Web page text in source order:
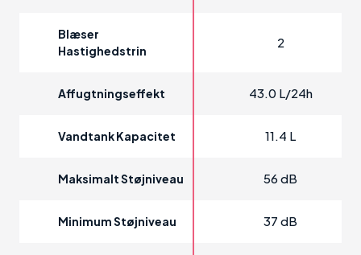
Blæser
Hastighedstrin
2
Affugtningseffekt 43.0 L/24h
Vandtank Kapacitet 11.4 L
Maksimalt Støjniveau 56 dB
Minimum Støjniveau 37 dB